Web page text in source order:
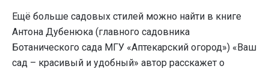
Ещё больше садовых стилей можно найти в книге
Антона Дубенюка (главного садовника
Ботанического сада МГУ «Аптекарский огород») «Ваш
сад – красивый и удобный» автор расскажет о